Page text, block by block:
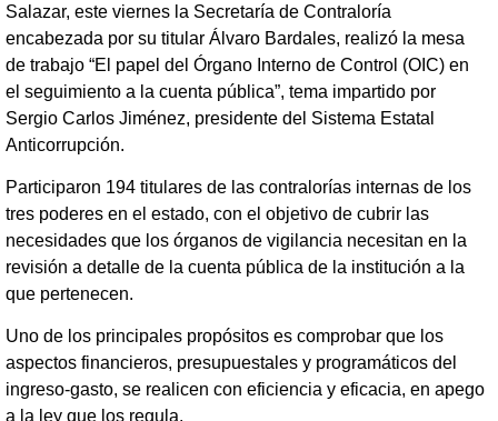
Salazar, este viernes la Secretaría de Contraloría
encabezada por su titular Álvaro Bardales, realizó la mesa
de trabajo “El papel del Órgano Interno de Control (OIC) en
el seguimiento a la cuenta pública”, tema impartido por
Sergio Carlos Jiménez, presidente del Sistema Estatal
Anticorrupción.
Participaron 194 titulares de las contralorías internas de los
tres poderes en el estado, con el objetivo de cubrir las
necesidades que los órganos de vigilancia necesitan en la
revisión a detalle de la cuenta pública de la institución a la
que pertenecen.
Uno de los principales propósitos es comprobar que los
aspectos financieros, presupuestales y programáticos del
ingreso-gasto, se realicen con eficiencia y eficacia, en apego
a la ley que los regula.